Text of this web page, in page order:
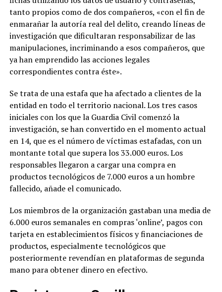
tanto propios como de dos compañeros, «con el fin de
enmarañar la autoría real del delito, creando líneas de
investigación que dificultaran responsabilizar de las
manipulaciones, incriminando a esos compañeros, que
ya han emprendido las acciones legales
correspondientes contra éste».
Se trata de una estafa que ha afectado a clientes de la
entidad en todo el territorio nacional. Los tres casos
iniciales con los que la Guardia Civil comenzó la
investigación, se han convertido en el momento actual
en 14, que es el número de víctimas estafadas, con un
montante total que supera los 33.000 euros. Los
responsables llegaron a cargar una compra en
productos tecnológicos de 7.000 euros a un hombre
fallecido, añade el comunicado.
Los miembros de la organización gastaban una media de
6.000 euros semanales en compras ‘online’, pagos con
tarjeta en establecimientos físicos y financiaciones de
productos, especialmente tecnológicos que
posteriormente revendían en plataformas de segunda
mano para obtener dinero en efectivo.